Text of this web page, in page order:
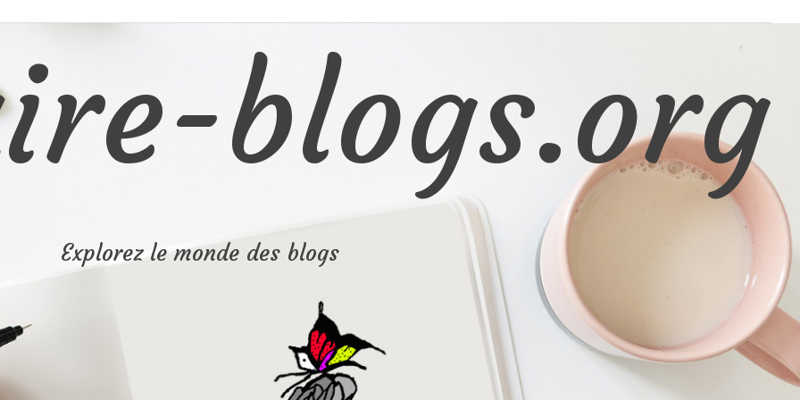
blogs.org
Explorez le monde des blogs